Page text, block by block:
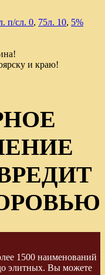
п/сл. 0, 75л. 10, 5%
и краю!
1500 наименований
элитных. Вы можете